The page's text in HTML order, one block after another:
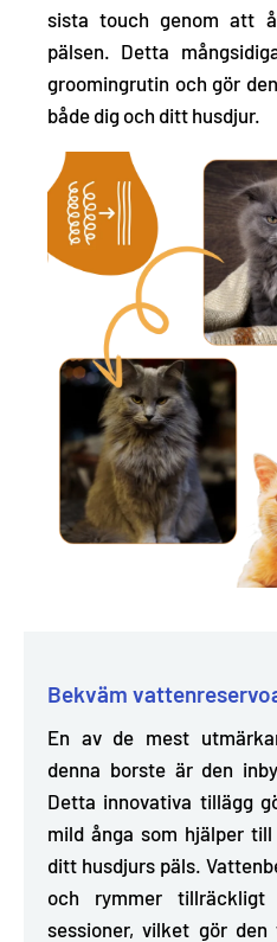
sista touch genom att
pälsen. Detta
groomingrutin och gör
både dig och ditt husdjur.
Bekväm
En av de mest
denna borste är den
Detta innovativa tillägg
mild ånga som hjälper
ditt husdjurs päls .
och rymmer
sessioner, vilket gör